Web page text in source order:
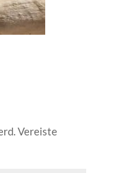
Vereiste